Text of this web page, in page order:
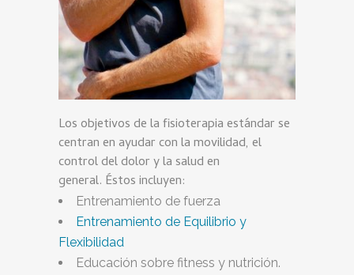
Los objetivos de la fisioterapia estándar se
centran en ayudar con la movilidad, el
control del dolor y la salud en
general. Éstos incluyen:
Entrenamiento de fuerza
Entrenamiento de Equilibrio y
Flexibilidad
Educación sobre fitness y nutrición.